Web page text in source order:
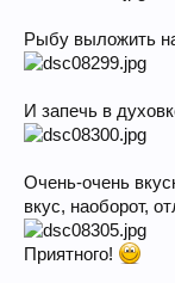
Рыбу выложить
И запечь в
Очень-очень
вкус, наоборот,
Приятного!